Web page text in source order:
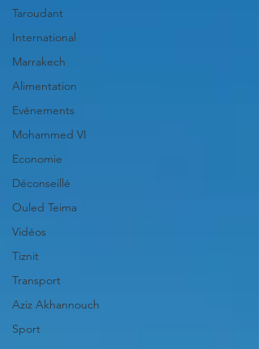
Taroudant
International
Marrakech
Alimentation
Evénements
Mohammed VI
Economie
Déconseillé
Ouled Teima
Vidéos
Tiznit
Transport
Aziz Akhannouch
Sport